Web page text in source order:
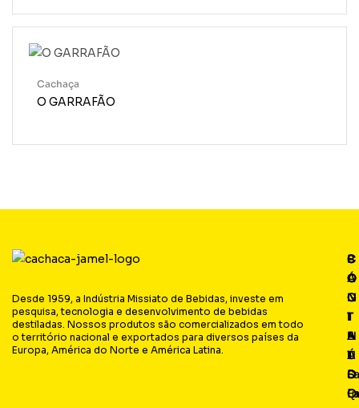
O GARRAFÃO
Cachaça
Desde 1959, a Indústria Missiato de Bebidas, investe em
pesquisa, tecnologia e desenvolvimento de bebidas
destiladas. Nossos produtos são comercializados em todo
o território nacional e exportados para diversos países da
Europa, América do Norte e América Latina.
P
Á
G
I
N
A
S
C
O
N
T
E
Ú
D
O
C
O
N
T
A
T
O
S
O
C
I
A
L